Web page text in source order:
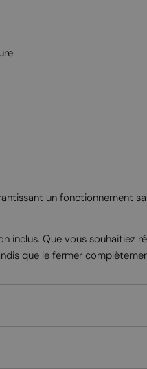
un fonctionnement
inclus. Que vous
que le fermer